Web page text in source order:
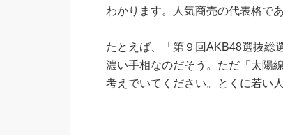
わかります。人気商売の代表格で
たとえば、「第９回AKB48選抜総
濃い手相なのだそう。ただ「太陽
考えでいてください。とくに若い